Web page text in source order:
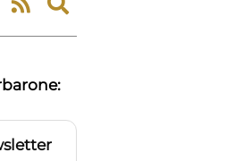
Expand
search